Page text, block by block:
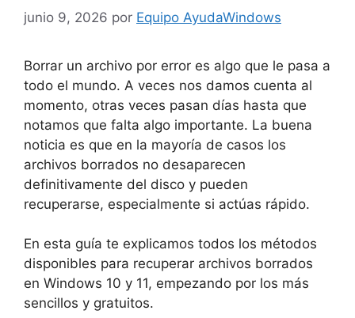
junio 9, 2026 por Equipo AyudaWindows
Borrar un archivo por error es algo que le pasa a
todo el mundo. A veces nos damos cuenta al
momento, otras veces pasan días hasta que
notamos que falta algo importante. La buena
noticia es que en la mayoría de casos los
archivos borrados no desaparecen
definitivamente del disco y pueden
recuperarse, especialmente si actúas rápido.
En esta guía te explicamos todos los métodos
disponibles para recuperar archivos borrados
en Windows 10 y 11, empezando por los más
sencillos y gratuitos.